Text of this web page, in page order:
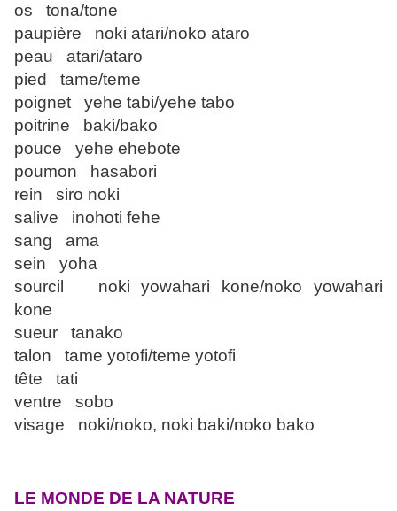
os tona/tone
paupière noki atari/noko ataro
peau atari/ataro
pied tame/teme
poignet yehe tabi/yehe tabo
poitrine baki/bako
pouce yehe ehebote
poumon hasabori
rein siro noki
salive inohoti fehe
sang ama
sein yoha
sourcil noki yowahari kone/noko yowahari
kone
sueur tanako
talon tame yotofi/teme yotofi
tête tati
ventre sobo
visage noki/noko, noki baki/noko bako
LE MONDE DE LA NATURE